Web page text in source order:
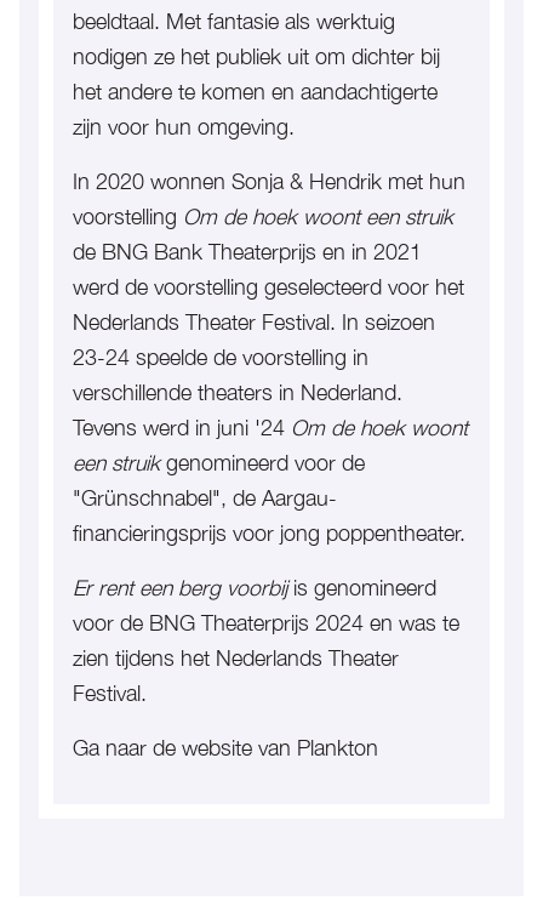
beeldtaal. Met fantasie als werktuig
nodigen ze het publiek uit om dichter bij
het andere te komen en aandachtigerte
zijn voor hun omgeving.
In 2020 wonnen Sonja & Hendrik met hun
voorstelling Om de hoek woont een struik
de BNG Bank Theaterprijs en in 2021
werd de voorstelling geselecteerd voor het
Nederlands Theater Festival. In seizoen
23-24 speelde de voorstelling in
verschillende theaters in Nederland.
Tevens werd in juni '24 Om de hoek woont
een struikgenomineerd voor de
"Grünschnabel", de Aargau-
financieringsprijs voor jong poppentheater.
Er rent een berg voorbijis genomineerd
voor de BNG Theaterprijs 2024 en was te
zien tijdens het Nederlands Theater
Festival.
Ga naar de website van Plankton